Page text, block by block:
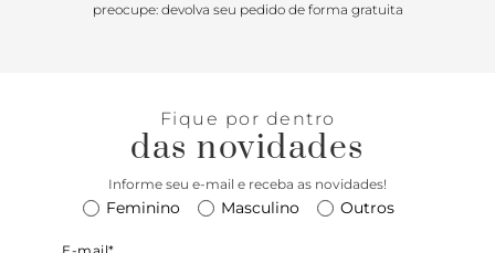
moda, destaca o matelassê bombado e tem formato
preocupe: devolva seu pedido de forma gratuita
Fique por dentro
das novidades
Informe seu e-mail e receba as novidades!
Feminino Masculino Outros